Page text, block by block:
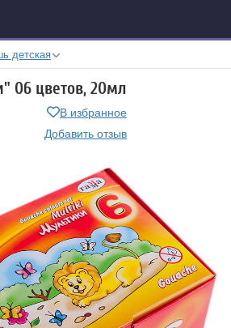
детская
06 цветов, 20мл
В избранное
Добавить отзыв